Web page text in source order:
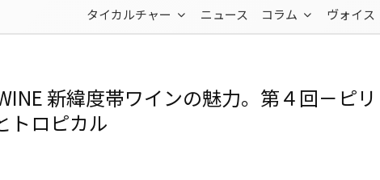
タイカルチャー ニュース コラム ヴォイス
新緯度帯ワインの魅力。第４回－ピリ
トロピカル